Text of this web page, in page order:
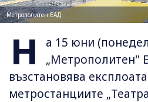
Метрополитен ЕАД
Н
а 15 юни
„Метрополитен"
възстановява
метростанциите